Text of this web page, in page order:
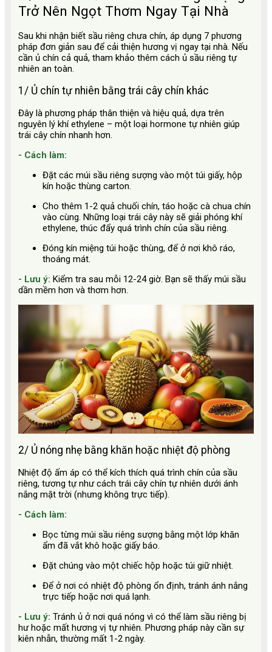
Trở Nên Ngọt Thơm Ngay Tại Nhà
Sau khi nhận biết sầu riêng chưa chín, áp dụng 7 phương
pháp đơn giản sau để cải thiện hương vị ngay tại nhà. Nếu
cần ủ chín cả quả, tham khảo thêm cách ủ sầu riêng tự
nhiên an toàn.
1/ Ủ chín tự nhiên bằng trái cây chín khác
Đây là phương pháp thân thiện và hiệu quả, dựa trên
nguyên lý khí ethylene – một loại hormone tự nhiên giúp
trái cây chín nhanh hơn.
- Cách làm:
Đặt các múi sầu riêng sượng vào một túi giấy, hộp
kín hoặc thùng carton.
Cho thêm 1-2 quả chuối chín, táo hoặc cà chua chín
vào cùng. Những loại trái cây này sẽ giải phóng khí
ethylene, thúc đẩy quá trình chín của sầu riêng.
Đóng kín miệng túi hoặc thùng, để ở nơi khô ráo,
thoáng mát.
- Lưu ý: Kiểm tra sau mỗi 12-24 giờ. Bạn sẽ thấy múi sầu
dần mềm hơn và thơm hơn.
2/ Ủ nóng nhẹ bằng khăn hoặc nhiệt độ phòng
Nhiệt độ ấm áp có thể kích thích quá trình chín của sầu
riêng, tương tự như cách trái cây chín tự nhiên dưới ánh
nắng mặt trời (nhưng không trực tiếp).
- Cách làm:
Bọc từng múi sầu riêng sượng bằng một lớp khăn
ẩm đã vắt khô hoặc giấy báo.
Đặt chúng vào một chiếc hộp hoặc túi giữ nhiệt.
Để ở nơi có nhiệt độ phòng ổn định, tránh ánh nắng
trực tiếp hoặc nơi quá lạnh.
- Lưu ý: Tránh ủ ở nơi quá nóng vì có thể làm sầu riêng bị
hư hoặc mất hương vị tự nhiên. Phương pháp này cần sự
kiên nhẫn, thường mất 1-2 ngày.